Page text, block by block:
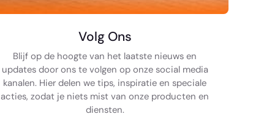
Volg Ons
Blijf op de hoogte van het laatste nieuws en
updates door ons te volgen op onze social media
kanalen. Hier delen we tips, inspiratie en speciale
acties, zodat je niets mist van onze producten en
diensten.